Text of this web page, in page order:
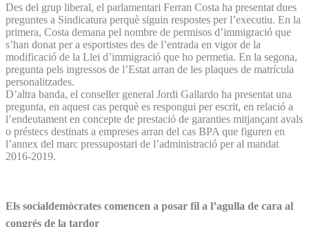
Des del grup liberal, el parlamentari Ferran Costa ha presentat dues
preguntes a Sindicatura perquè siguin respostes per l’executiu. En la
primera, Costa demana pel nombre de permisos d’immigració que
s’han donat per a esportistes des de l’entrada en vigor de la
modificació de la Llei d’immigració que ho permetia. En la segona,
pregunta pels ingressos de l’Estat arran de les plaques de matrícula
personalitzades.
D’altra banda, el conseller general Jordi Gallardo ha presentat una
pregunta, en aquest cas perquè es respongui per escrit, en relació a
l’endeutament en concepte de prestació de garanties mitjançant avals
o préstecs destinats a empreses arran del cas BPA que figuren en
l’annex del marc pressupostari de l’administració per al mandat
2016-2019.
Els socialdemòcrates comencen a posar fil a l’agulla de cara al
congrés de la tardor